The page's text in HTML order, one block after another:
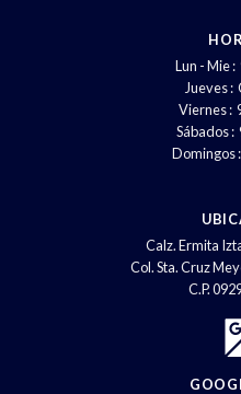
Lun - Mie :
Jueves :
Viernes :
Sábados :
Domingos
Calz. Ermita
Col. Sta. Cruz
C.P.